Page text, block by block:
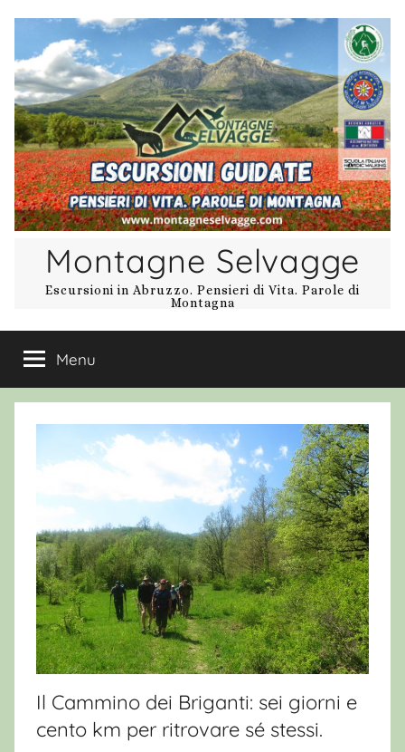
contenuto
Montagne Selvagge
Escursioni in Abruzzo. Pensieri di Vita. Parole di
Montagna
Menu
Il Cammino dei Briganti: sei giorni e
cento km per ritrovare sé stessi.